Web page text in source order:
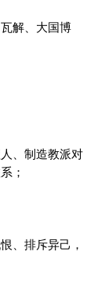
解、大国博
、制造教派对
；
、排斥异己，